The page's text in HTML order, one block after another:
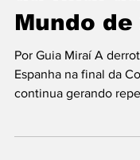
da final
Mundo de
Por Guia Miraí A
Espanha na final da
torcedores. Uma